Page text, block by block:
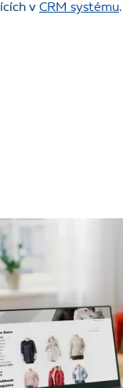
v CRM systému.